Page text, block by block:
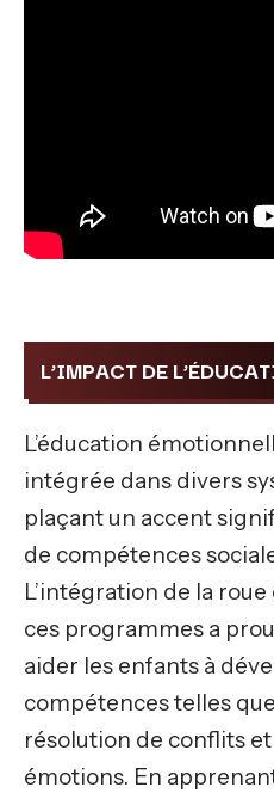
L’IMPACT DE
L’éducation
intégrée dans divers
plaçant un accent
de compétences
L’intégration de la
ces programmes a
aider les enfants à
compétences telles
résolution de conflits
émotions. En